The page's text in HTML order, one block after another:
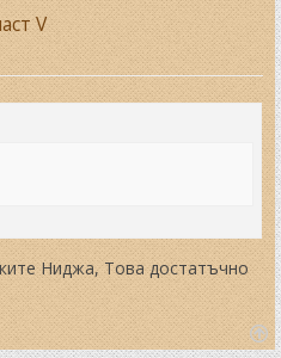
V
Ниджа, Това достатъчно
T